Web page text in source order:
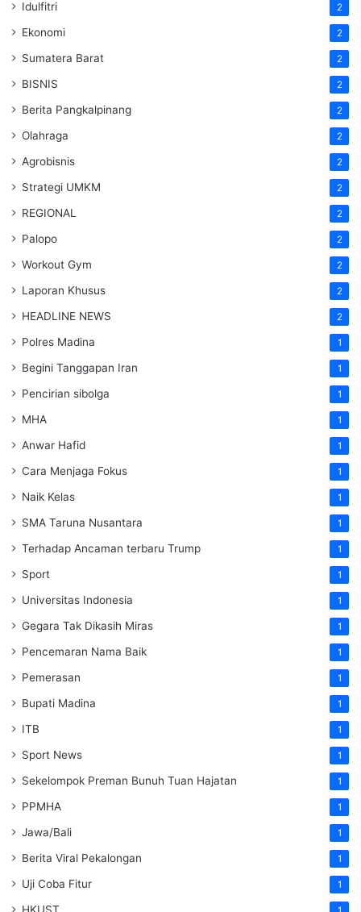
Idulfitri 2
Ekonomi 2
Sumatera Barat 2
BISNIS 2
Berita Pangkalpinang 2
Olahraga 2
Agrobisnis 2
Strategi UMKM 2
REGIONAL 2
Palopo 2
Workout Gym 2
Laporan Khusus 2
HEADLINE NEWS 2
Polres Madina 1
Begini Tanggapan Iran 1
Pencirian sibolga 1
MHA 1
Anwar Hafid 1
Cara Menjaga Fokus 1
Naik Kelas 1
SMA Taruna Nusantara 1
Terhadap Ancaman terbaru Trump 1
Sport 1
Universitas Indonesia 1
Gegara Tak Dikasih Miras 1
Pencemaran Nama Baik 1
Pemerasan 1
Bupati Madina 1
ITB 1
Sport News 1
Sekelompok Preman Bunuh Tuan Hajatan 1
PPMHA 1
Jawa/Bali 1
Berita Viral Pekalongan 1
Uji Coba Fitur 1